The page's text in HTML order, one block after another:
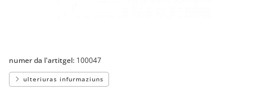
numer da l'artitgel: 100047
ulteriuras infurmaziuns